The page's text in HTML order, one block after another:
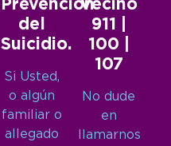
Prevención
del
Suicidio.
Si Usted,
o algún
familiar o
allegado
Vecino
911 |
100 |
107
No dude
en
llamarnos